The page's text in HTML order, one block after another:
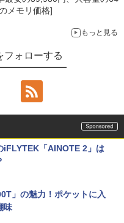
メモリ価格]
もっと見る
フォローする
iFLYTEK「AINOTE 2」は
」の魅力！ポケットに入
味